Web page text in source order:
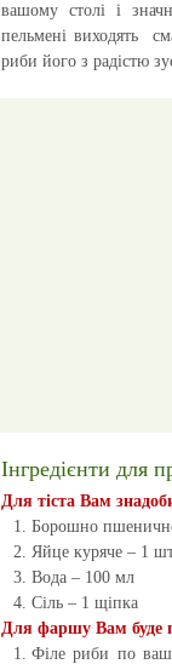
вашому столі і
пельмені виходять
риби його з радістю
Інгредієнти для
Для тіста Вам
Борошно
Яйце куряче – 1
Вода – 100 мл
Сіль – 1 щіпка
Для фаршу Вам буде
Філе риби по